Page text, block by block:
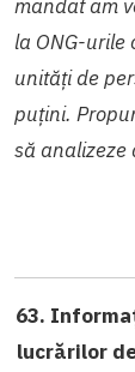
mandat am
la ONG-urile
unități de
puțini.
să analizeze
63.
lucrărilor